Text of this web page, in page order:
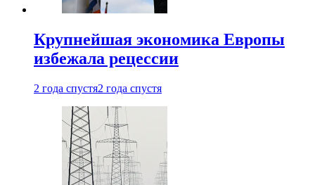
Крупнейшая экономика Европы
избежала рецессии
2 года спустя2 года спустя